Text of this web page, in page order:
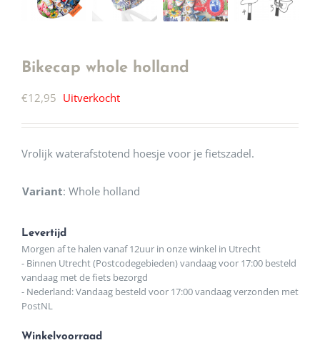
Bikecap whole holland
€12,95 Uitverkocht
Vrolijk waterafstotend hoesje voor je fietszadel.
Variant: Whole holland
Levertijd
Morgen af te halen vanaf 12uur in onze winkel in Utrecht
- Binnen Utrecht (Postcodegebieden) vandaag voor 17:00 besteld
vandaag met de fiets bezorgd
- Nederland: Vandaag besteld voor 17:00 vandaag verzonden met
PostNL
Winkelvoorraad